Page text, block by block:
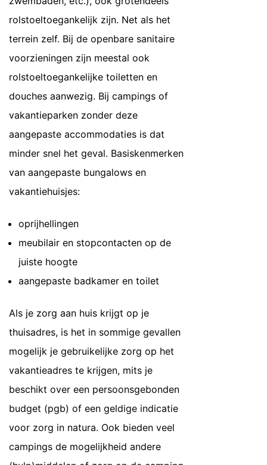
rolstoeltoegankelijk zijn. Net als het
terrein zelf. Bij de openbare sanitaire
voorzieningen zijn meestal ook
rolstoeltoegankelijke toiletten en
douches aanwezig. Bij campings of
vakantieparken zonder deze
aangepaste accommodaties is dat
minder snel het geval. Basiskenmerken
van aangepaste bungalows en
vakantiehuisjes:
oprijhellingen
meubilair en stopcontacten op de
juiste hoogte
aangepaste badkamer en toilet
Als je zorg aan huis krijgt op je
thuisadres, is het in sommige gevallen
mogelijk je gebruikelijke zorg op het
vakantieadres te krijgen, mits je
beschikt over een persoonsgebonden
budget (pgb) of een geldige indicatie
voor zorg in natura. Ook bieden veel
campings de mogelijkheid andere